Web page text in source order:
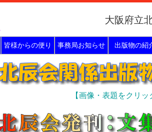
大阪府立
皆様からの便り 事務局お知らせ 出版物の紹
【画像・表題をクリ